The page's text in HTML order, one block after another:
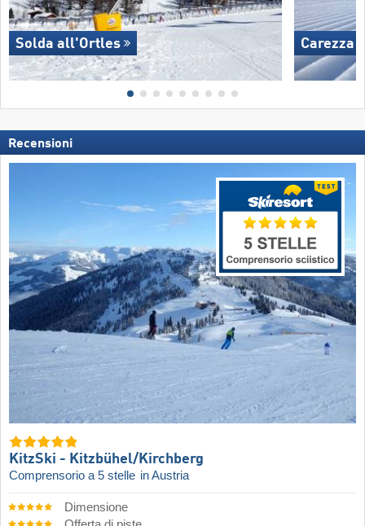
Solda all'Ortles Carezza
Recensioni
KitzSki - Kitzbühel/​Kirchberg
Comprensorio a 5 stelle in Austria
Dimensione